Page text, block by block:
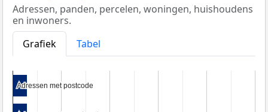
Adressen, panden, percelen, woningen, huishoudens
en inwoners.
Grafiek
Tabel
Adressen met postcode
Adressen met postcode